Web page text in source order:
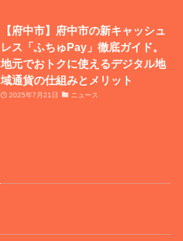
【府中市】府中市の新キャッシュ
レス「ふちゅPay」徹底ガイド。
地元でおトクに使えるデジタル地
域通貨の仕組みとメリット
2025年7月21日 ニュース